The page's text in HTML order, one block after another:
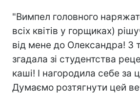
"Вимпел головного
всіх квітів у горщиках)
від мене до Олександра! З
згадала зі студентства
каші! І нагородила себе за
Думаємо розтягнути цей